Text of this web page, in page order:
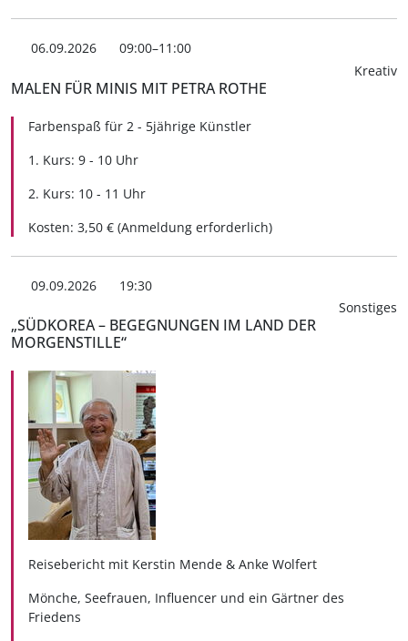
06.09.2026
09:00–11:00
Kreativ
MALEN FÜR MINIS MIT PETRA ROTHE
Farbenspaß für 2 - 5jährige Künstler
1. Kurs: 9 - 10 Uhr
2. Kurs: 10 - 11 Uhr
Kosten: 3,50 € (Anmeldung erforderlich)
09.09.2026
19:30
Sonstiges
„SÜDKOREA – BEGEGNUNGEN IM LAND DER
MORGENSTILLE“
Reisebericht mit Kerstin Mende & Anke Wolfert
Mönche, Seefrauen, Influencer und ein Gärtner des
Friedens